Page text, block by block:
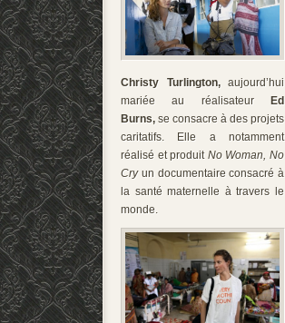
Christy Turlington, aujourd’hui
mariée au réalisateurEd
Burns, se consacre à des projets
caritatifs. Elle a notamment
réalisé et produit No Woman, No
Cryun documentaire consacré à
la santé maternelle à travers le
monde.